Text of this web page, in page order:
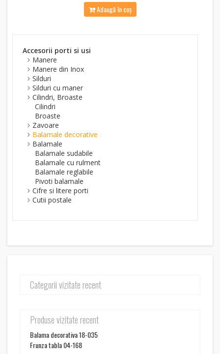
Adaugă în coș
Accesorii porti si usi
Manere
Manere din Inox
Silduri
Silduri cu maner
Cilindri, Broaste
Cilindri
Broaste
Zavoare
Balamale decorative
Balamale
Balamale sudabile
Balamale cu rulment
Balamale reglabile
Pivoti balamale
Cifre si litere porti
Cutii postale
Categorii vizitate recent
Produse vizitate recent
Balama decorativa 18-035
Frunza tabla 04-168